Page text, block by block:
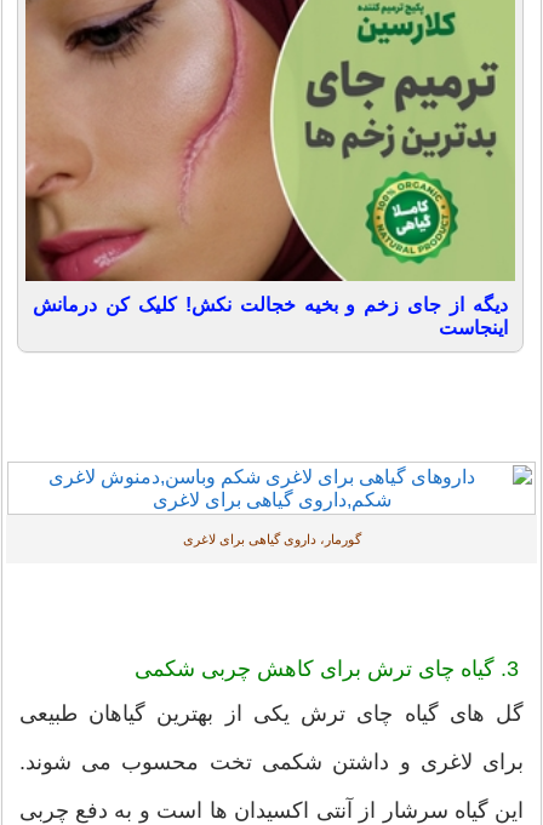
دیگه از جای زخم و بخیه خجالت نکش! کلیک کن درمانش
اینجاست
گورمار، داروی گیاهی برای لاغری
3. گیاه چای ترش برای کاهش چربی شکمی
گل های گیاه چای ترش یکی از بهترین گیاهان طبیعی
برای لاغری و داشتن شکمی تخت محسوب می شوند.
این گیاه سرشار از آنتی اکسیدان ها است و به دفع چربی